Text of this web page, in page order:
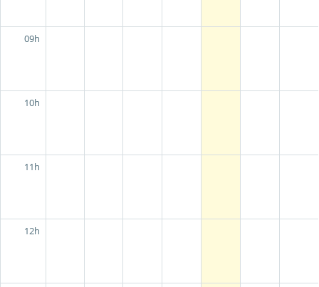
09h
10h
11h
12h